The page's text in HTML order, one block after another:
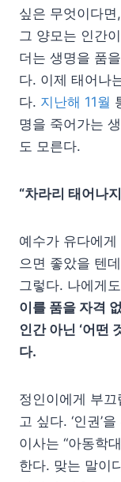
싶은 무엇이다
그 양모는 인간
더는 생명을 품
다. 이제 태어나
다. 지난해 11월
명을 죽어가는
도 모른다.
“차라리 태어나
예수가 유다에
으면 좋았을 텐
그렇다. 나에게
이를 품을 자격
인간 아닌 ‘어떤
다.
정인이에게 부
고 싶다. ‘인권’
이사는 “아동학
한다. 맞는 말이